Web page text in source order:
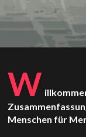
W
Menschen für